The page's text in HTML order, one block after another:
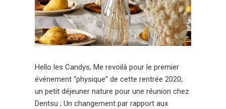
Hello les Candys, Me revoilà pour le premier
événement “physique” de cette rentrée 2020;
un petit déjeuner nature pour une réunion chez
Dentsu ; Un changement par rapport aux